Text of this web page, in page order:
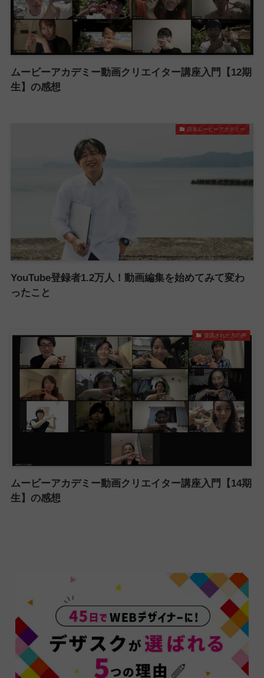
ムービーアカデミー動画クリエイター講座入門【12期
生】の感想
日本ムービーアカデミー
YouTube登録者1.2万人！動画編集を始めてみて変わ
ったこと
受講された方の声
ムービーアカデミー動画クリエイター講座入門【14期
生】の感想